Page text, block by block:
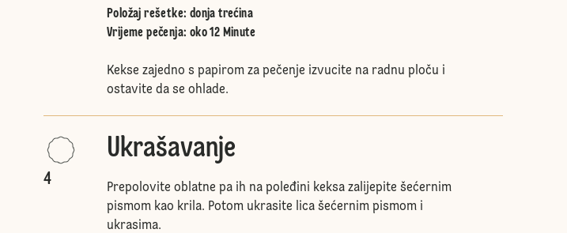
Položaj rešetke: donja trećina
Vrijeme pečenja: oko 12 Minute
Kekse zajedno s papirom za pečenje izvucite na radnu ploču i
ostavite da se ohlade.
4
Ukrašavanje
Prepolovite oblatne pa ih na poleđini keksa zalijepite šećernim
pismom kao krila. Potom ukrasite lica šećernim pismom i
ukrasima.